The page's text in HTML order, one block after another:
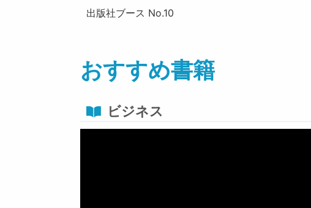
出版社ブース No.10
おすすめ書籍
ビジネス